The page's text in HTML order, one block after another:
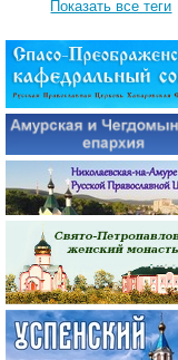
Показать все теги